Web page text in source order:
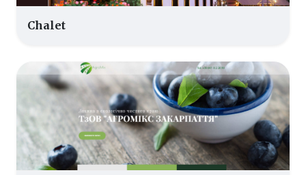
Сhalet